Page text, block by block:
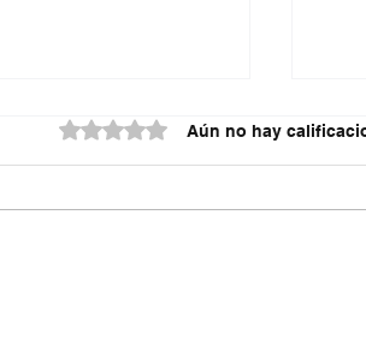
Obtuvo 0 de 5 estrellas.
Aún no hay